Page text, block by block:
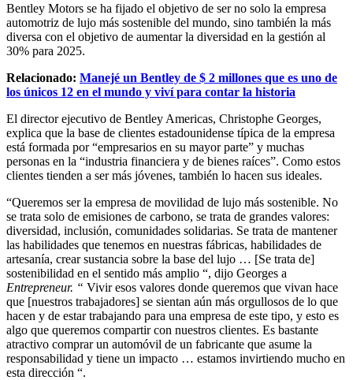
Bentley Motors se ha fijado el objetivo de ser no solo la empresa
automotriz de lujo más sostenible del mundo, sino también la más
diversa con el objetivo de aumentar la diversidad en la gestión al
30% para 2025.
Relacionado: Manejé un Bentley de $ 2 millones que es uno de
los únicos 12 en el mundo y viví para contar la historia
El director ejecutivo de Bentley Americas, Christophe Georges,
explica que la base de clientes estadounidense típica de la empresa
está formada por “empresarios en su mayor parte” y muchas
personas en la “industria financiera y de bienes raíces”. Como estos
clientes tienden a ser más jóvenes, también lo hacen sus ideales.
“Queremos ser la empresa de movilidad de lujo más sostenible. No
se trata solo de emisiones de carbono, se trata de grandes valores:
diversidad, inclusión, comunidades solidarias. Se trata de mantener
las habilidades que tenemos en nuestras fábricas, habilidades de
artesanía, crear sustancia sobre la base del lujo … [Se trata de]
sostenibilidad en el sentido más amplio “, dijo Georges a
Entrepreneur. “ Vivir esos valores donde queremos que vivan hace
que [nuestros trabajadores] se sientan aún más orgullosos de lo que
hacen y de estar trabajando para una empresa de este tipo, y esto es
algo que queremos compartir con nuestros clientes. Es bastante
atractivo comprar un automóvil de un fabricante que asume la
responsabilidad y tiene un impacto … estamos invirtiendo mucho en
esta dirección “.